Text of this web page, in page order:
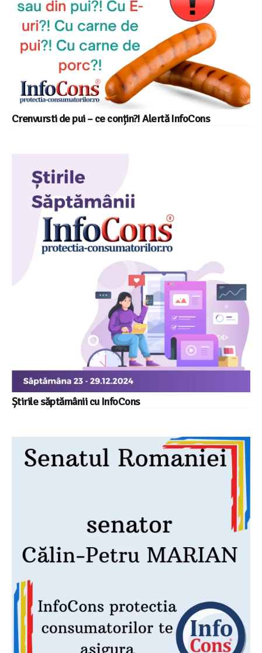
Crenvursti de pui – ce conțin?! Alertă InfoCons
Știrile săptămânii cu InfoCons